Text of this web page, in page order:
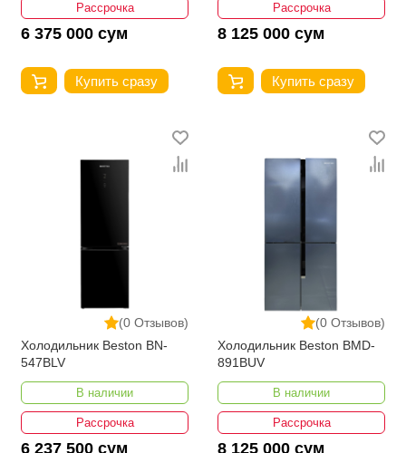
Рассрочка
6 375 000 сум
Купить сразу
Рассрочка
8 125 000 сум
Купить сразу
(0 Отзывов)
Холодильник Beston BN-
547BLV
В наличии
Рассрочка
6 237 500 сум
(0 Отзывов)
Холодильник Beston BMD-
891BUV
В наличии
Рассрочка
8 125 000 сум